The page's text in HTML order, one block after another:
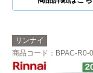
リンナイ
商品コード ：BPAC-R0-